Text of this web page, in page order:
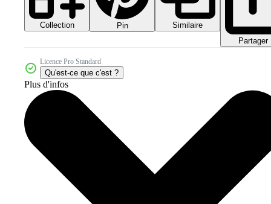
Collection Pin
Similaire
Partager
Licence Pro Standard
Qu'est-ce que c'est ?
Plus d'infos